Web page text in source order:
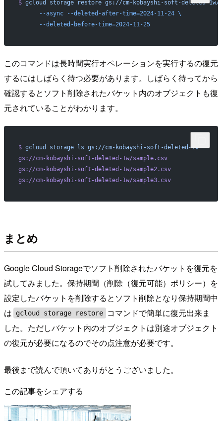
$ gcloud storage restore gs://cm-kobayshi-soft-deleted-1w/
      --async
--deleted-after-time=2024-11-24 \
      --deleted-before-time=2024-11-25
このコマンドは長時間実行オペレーションを実行するの復元
するにはしばらく待つ必要があります。しばらく待ってから
確認するとソフト削除されたバケット内のオブジェクトも復
元されていることがわかります。
$ gcloud storage ls gs://cm-kobayshi-soft-deleted-1w
gs://cm-kobayshi-soft-deleted-1w/sample.csv
gs://cm-kobayshi-soft-deleted-1w/sample2.csv
gs://cm-kobayshi-soft-deleted-1w/sample3.csv
まとめ
Google Cloud Storageでソフト削除されたバケットを復元を
試してみました。保持期間（削除（復元可能）ポリシー）を
設定したバケットを削除するとソフト削除となり保持期間中
は
gcloud storage restore
コマンドで簡単に復元出来ま
した。ただしバケット内のオブジェクトは別途オブジェクト
の復元が必要になるのでその点注意が必要です。
最後まで読んで頂いてありがとうございました。
この記事をシェアする